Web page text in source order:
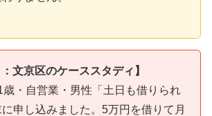
文京区のケーススタディ】
・自営業・男性「土日も借りられ
申し込みました。5万円を借りて月